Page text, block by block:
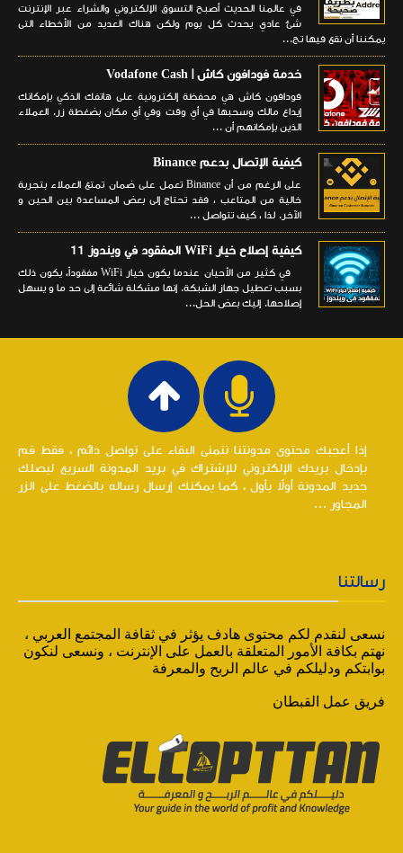
في عالمنا الحديث أصبح التسوق الإلكتروني والشراء عبر الإنترنت
شئ عادي يحدث كل يوم ولكن هناك العديد من الأخطاء التى
يمكننا أن نقع فيها تج...
خدمة فودافون كاش | Vodafone Cash
فودافون كاش هي محفظة إلكترونية على هاتفك الذكي بإمكانك
إيداع مالك وسحبها في أي وقت وفي أي مكان بضغطة زر. العملاء
الذين بإمكانهم أن ...
كيفية الإتصال بدعم Binance
على الرغم من أن Binance تعمل على ضمان تمتع العملاء بتجربة
خالية من المتاعب ، فقد تحتاج إلى بعض المساعدة بين الحين و
الآخر. لذا ، كيف تتواصل ...
كيفية إصلاح خيار WiFi المفقود في ويندوز 11
في كثير من الأحيان عندما يكون خيار WiFi مفقوداً، يكون ذلك
بسبب تعطيل جهاز الشبكة. إنها مشكلة شائعة إلى حد ما و يسهل
إصلاحها. إليك بعض الحل...
إذا أعجبك محتوى مدونتنا نتمنى البقاء على تواصل دائم ، فقط قم
بإدخال بريدك الإلكتروني للإشتراك في بريد المدونة السريع ليصلك
جديد المدونة أولاً بأول ، كما يمكنك إرسال رساله بالضغط على الزر
المجاور ...
رسالتنا
نسعى لنقدم لكم محتوى هادف يؤثر في ثقافة المجتمع العربي ،
نهتم بكافة الأمور المتعلقة بالعمل على الإنترنت ، ونسعى لنكون
بوابتكم ودليلكم في عالم الربح والمعرفة
فريق عمل القبطان